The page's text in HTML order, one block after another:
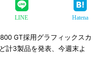
LINE Hatena
GT採用グラフィックスカ
計3製品を発表、今週末よ